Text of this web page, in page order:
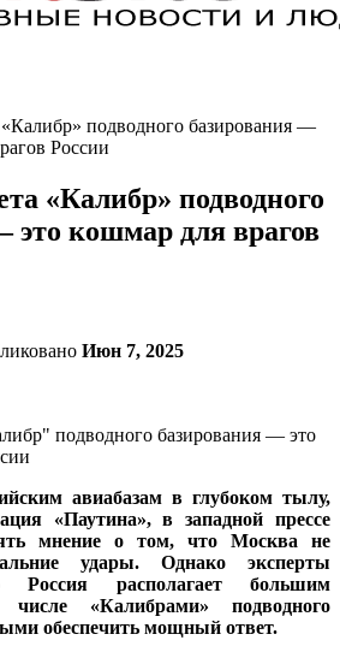
«Калибр» подводного базирования —
России
«Калибр» подводного
это кошмар для врагов
Июн 7, 2025
авиабазам в глубоком тылу,
«Паутина», в западной прессе
мнение о том, что Москва не
удары. Однако эксперты
Россия располагает большим
«Калибрами» подводного
обеспечить мощный ответ.